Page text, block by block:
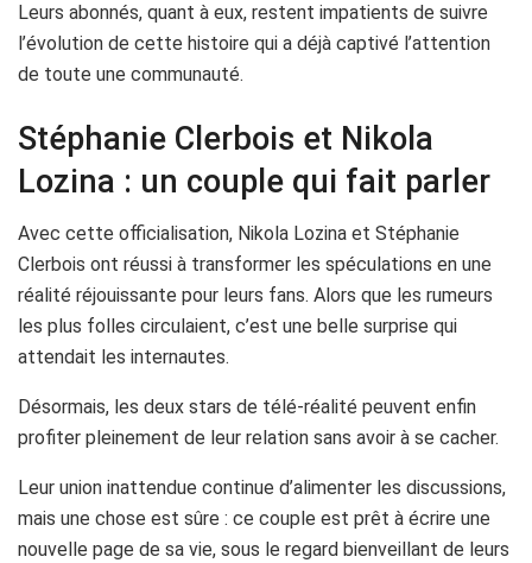
Leurs abonnés, quant à eux, restent impatients de suivre
l’évolution de cette histoire qui a déjà captivé l’attention
de toute une communauté.
Stéphanie Clerbois et Nikola
Lozina : un couple qui fait parler
Avec cette officialisation, Nikola Lozina et Stéphanie
Clerbois ont réussi à transformer les spéculations en une
réalité réjouissante pour leurs fans. Alors que les rumeurs
les plus folles circulaient, c’est une belle surprise qui
attendait les internautes.
Désormais, les deux stars de télé-réalité peuvent enfin
profiter pleinement de leur relation sans avoir à se cacher.
Leur union inattendue continue d’alimenter les discussions,
mais une chose est sûre : ce couple est prêt à écrire une
nouvelle page de sa vie, sous le regard bienveillant de leurs